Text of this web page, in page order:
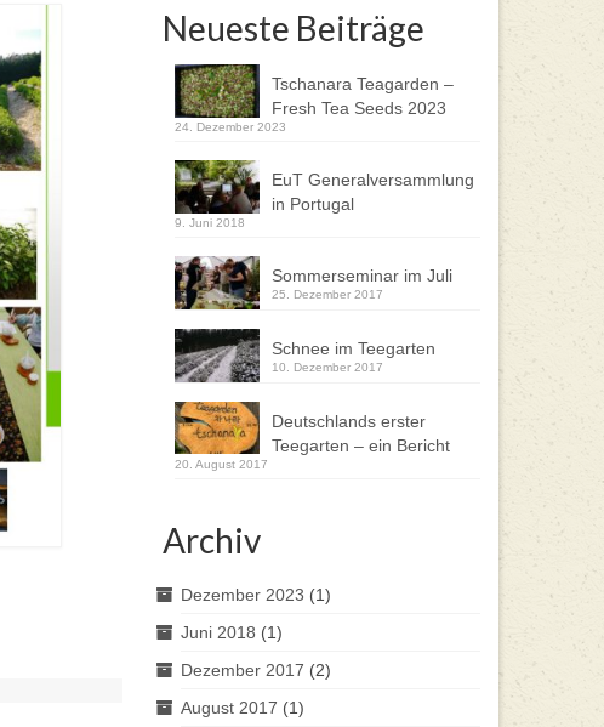
Neueste Beiträge
Tschanara Teagarden –
Fresh Tea Seeds 2023
24. Dezember 2023
EuT Generalversammlung
in Portugal
9. Juni 2018
Sommerseminar im Juli
25. Dezember 2017
Schnee im Teegarten
10. Dezember 2017
Deutschlands erster
Teegarten – ein Bericht
20. August 2017
Archiv
Dezember 2023 (1)
Juni 2018 (1)
Dezember 2017 (2)
August 2017 (1)